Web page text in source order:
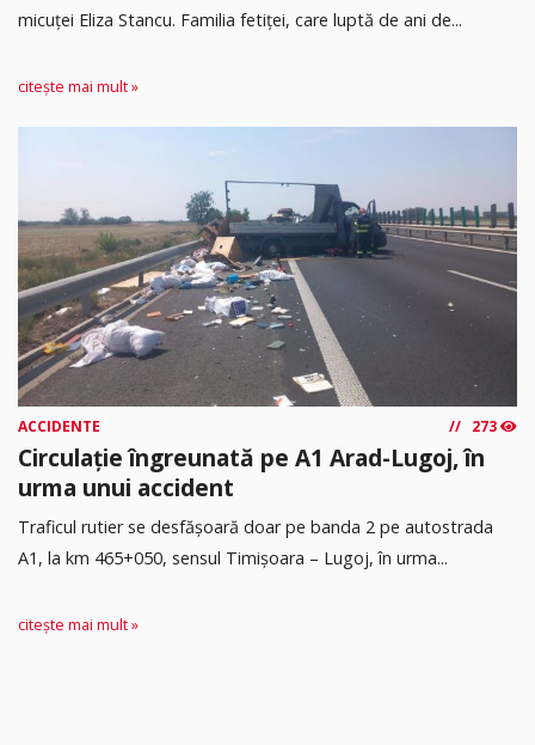
micuței Eliza Stancu. Familia fetiței, care luptă de ani de...
citește mai mult »
ACCIDENTE 273
Circulație îngreunată pe A1 Arad-Lugoj, în
urma unui accident
Traficul rutier se desfășoară doar pe banda 2 pe autostrada
A1, la km 465+050, sensul Timişoara – Lugoj, în urma...
citește mai mult »